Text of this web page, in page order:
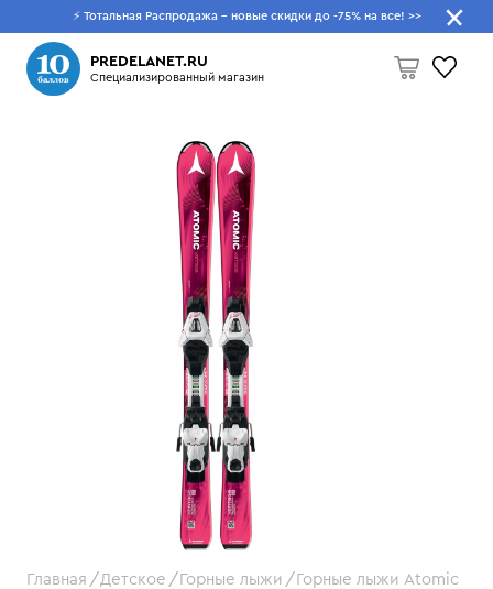
⚡ Тотальная Распродажа - новые скидки до -75% на все! >>
PREDELANET.RU
Специализированный магазин
Что будем искать?
Главная Детское Горные лыжи
Горные лыжи Atomic